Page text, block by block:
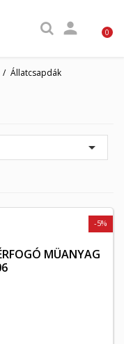
 0
Állatcsapdák

MÜANYAG
-5%